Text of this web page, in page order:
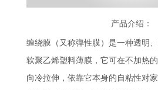
产品介绍：
缠绕膜（又称弹性膜）是一种透明
软聚乙烯塑料薄膜，它可在不加热
向冷拉伸，依靠它本身的自粘性对